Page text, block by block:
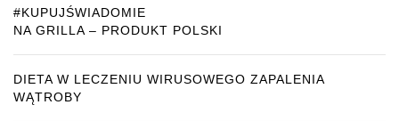
#KUPUJŚWIADOMIE
NA GRILLA – PRODUKT POLSKI
DIETA W LECZENIU WIRUSOWEGO ZAPALENIA
WĄTROBY